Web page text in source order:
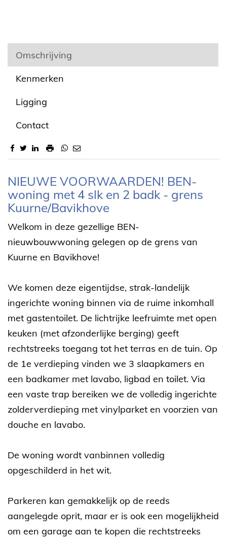
Omschrijving
Kenmerken
Ligging
Contact
Omschrijving
NIEUWE VOORWAARDEN! BEN-
woning met 4 slk en 2 badk - grens
Kuurne/Bavikhove
Welkom in deze gezellige BEN-
nieuwbouwwoning gelegen op de grens van
Kuurne en Bavikhove!
We komen deze eigentijdse, strak-landelijk
ingerichte woning binnen via de ruime inkomhall
met gastentoilet. De lichtrijke leefruimte met open
keuken (met afzonderlijke berging) geeft
rechtstreeks toegang tot het terras en de tuin. Op
de 1e verdieping vinden we 3 slaapkamers en
een badkamer met lavabo, ligbad en toilet. Via
een vaste trap bereiken we de volledig ingerichte
zolderverdieping met vinylparket en voorzien van
douche en lavabo.
De woning wordt vanbinnen volledig
opgeschilderd in het wit.
Parkeren kan gemakkelijk op de reeds
aangelegde oprit, maar er is ook een mogelijkheid
om een garage aan te kopen die rechtstreeks